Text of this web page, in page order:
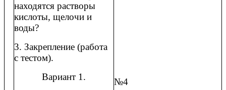
находятся растворы
кислоты, щелочи и
воды?
3. Закрепление (работа
с тестом).
Вариант 1.
№4